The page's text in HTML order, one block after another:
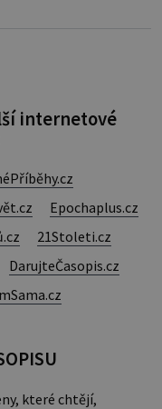
internetové
Epochaplus.cz
21Stoleti.cz
DarujteČasopis.cz
které chtějí,